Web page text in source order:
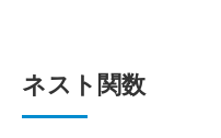
ネスト関数